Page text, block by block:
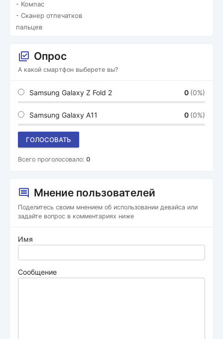
- Компас
- Сканер отпечатков
пальцев
Опрос
А какой смартфон выберете вы?
Samsung Galaxy Z Fold 2 0 (0%)
Samsung Galaxy A11 0 (0%)
ГОЛОСОВАТЬ
Всего проголосовало: 0
Мнение пользователей
Поделитесь своим мнением об использовании девайса или
задайте вопрос в комментариях ниже
Имя
Сообщение